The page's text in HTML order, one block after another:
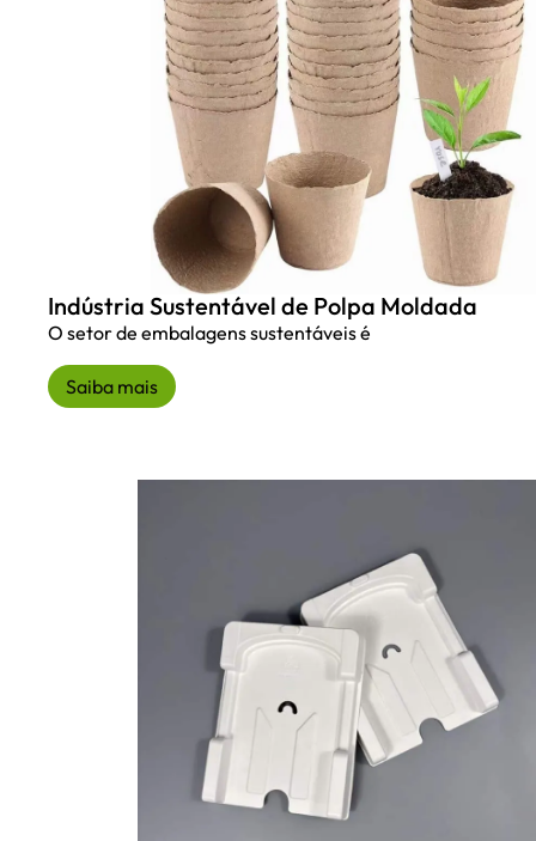
Indústria Sustentável de Polpa Moldada
O setor de embalagens sustentáveis é
Saiba mais